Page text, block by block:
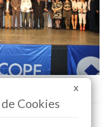
Facebook X
Cookies